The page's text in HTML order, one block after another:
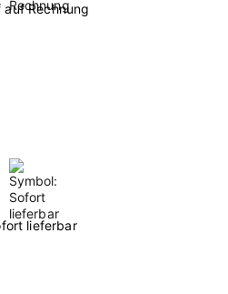
auf Rechnung
lieferbar